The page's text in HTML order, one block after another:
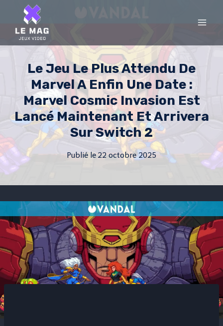
content
Le Jeu Le Plus Attendu De
Marvel A Enfin Une Date :
Marvel Cosmic Invasion Est
Lancé Maintenant Et Arrivera
Sur Switch 2
Publié le 22 octobre 2025